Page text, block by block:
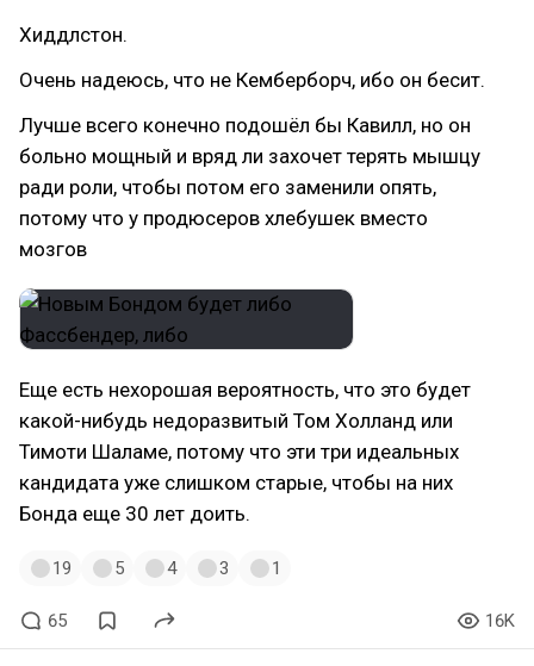
Хиддлстон.
Очень надеюсь, что не Кемберборч, ибо он бесит.
Лучше всего конечно подошёл бы Кавилл, но он
больно мощный и вряд ли захочет терять мышцу
ради роли, чтобы потом его заменили опять,
потому что у продюсеров хлебушек вместо
мозгов
Еще есть нехорошая вероятность, что это будет
какой-нибудь недоразвитый Том Холланд или
Тимоти Шаламе, потому что эти три идеальных
кандидата уже слишком старые, чтобы на них
Бонда еще 30 лет доить.
19 5 4 3 1
65 16K